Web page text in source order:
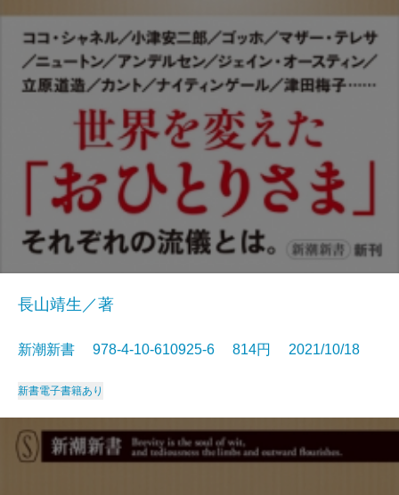
長山靖生／著
新潮新書 978-4-10-610925-6 814円 2021/10/18
新書電子書籍あり